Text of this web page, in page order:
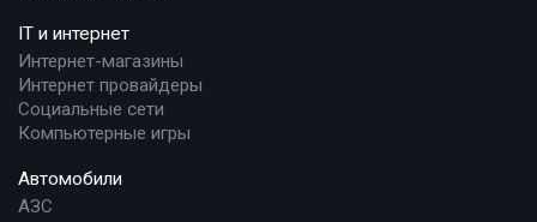
IT и интернет
Интернет-магазины
Интернет провайдеры
Социальные сети
Компьютерные игры
Автомобили
АЗС